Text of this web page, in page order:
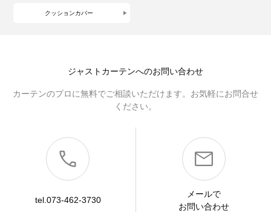
クッションカバー
ジャストカーテンへのお問い合わせ
カーテンのプロに無料でご相談いただけます。お気軽にお問合せ
ください。
tel.073-462-3730
メールで
お問い合わせ